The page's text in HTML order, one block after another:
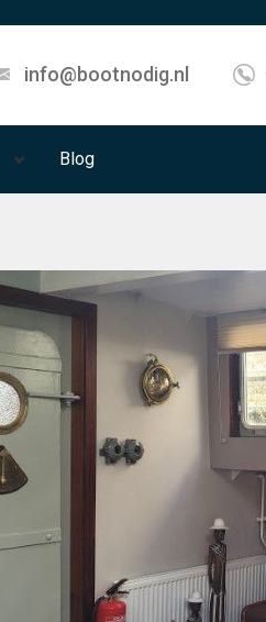
info@bootnodig.nl
Blog